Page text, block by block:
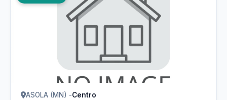
ASOLA (MN) -Centro